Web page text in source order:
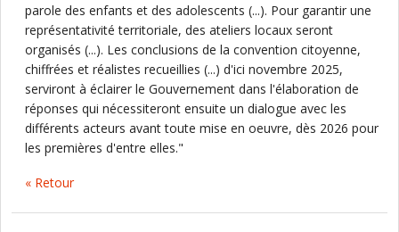
parole des enfants et des adolescents (...). Pour garantir une
représentativité territoriale, des ateliers locaux seront
organisés (...). Les conclusions de la convention citoyenne,
chiffrées et réalistes recueillies (...) d'ici novembre 2025,
serviront à éclairer le Gouvernement dans l'élaboration de
réponses qui nécessiteront ensuite un dialogue avec les
différents acteurs avant toute mise en oeuvre, dès 2026 pour
les premières d'entre elles."
« Retour